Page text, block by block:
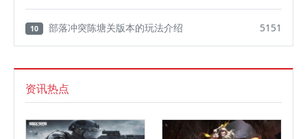
10 部落冲突陈塘关版本的玩法介绍 5151
资讯热点